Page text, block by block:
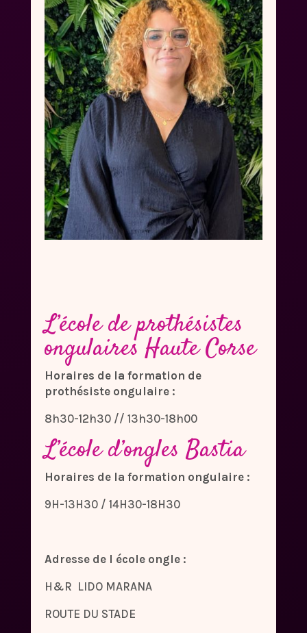
L’école de prothésistes
ongulaires Haute Corse
Horaires de la formation de
prothésiste ongulaire :
8h30-12h30 // 13h30-18h00
L’école d’ongles Bastia
Horaires de la formation ongulaire :
9H-13H30 / 14H30-18H30
Adresse de l école ongle :
H&R LIDO MARANA
ROUTE DU STADE